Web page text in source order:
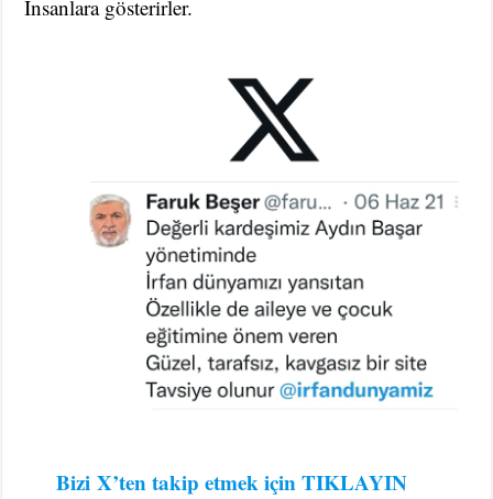
İnsanlara gösterirler.
Bizi X’ten takip etmek için TIKLAYIN